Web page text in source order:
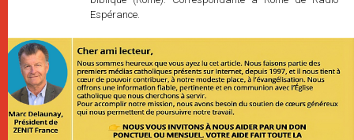
Espérance.